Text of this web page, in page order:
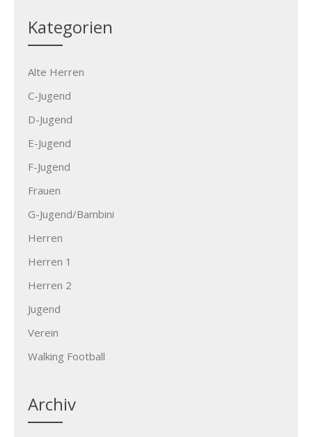
Kategorien
Alte Herren
C-Jugend
D-Jugend
E-Jugend
F-Jugend
Frauen
G-Jugend/Bambini
Herren
Herren 1
Herren 2
Jugend
Verein
Walking Football
Archiv